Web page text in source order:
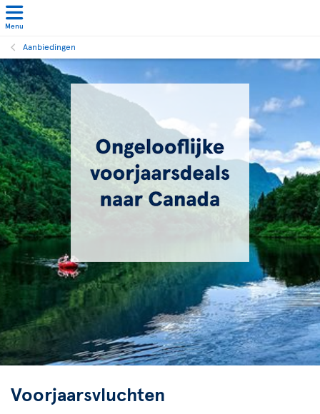
Menu
Aanbiedingen
Voorjaarsvluchten